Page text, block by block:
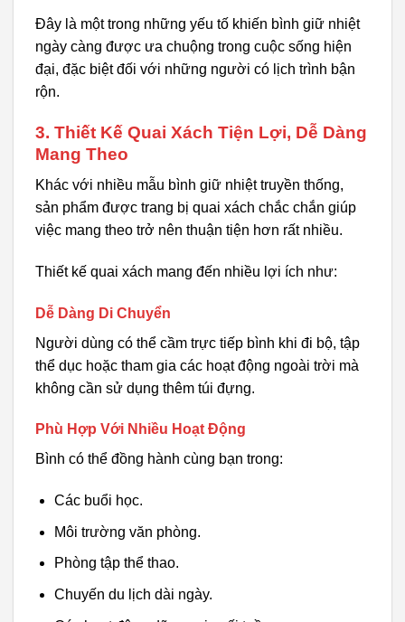
Đây là một trong những yếu tố khiến bình giữ nhiệt
ngày càng được ưa chuộng trong cuộc sống hiện
đại, đặc biệt đối với những người có lịch trình bận
rộn.
3. Thiết Kế Quai Xách Tiện Lợi, Dễ Dàng
Mang Theo
Khác với nhiều mẫu bình giữ nhiệt truyền thống,
sản phẩm được trang bị quai xách chắc chắn giúp
việc mang theo trở nên thuận tiện hơn rất nhiều.
Thiết kế quai xách mang đến nhiều lợi ích như:
Dễ Dàng Di Chuyển
Người dùng có thể cầm trực tiếp bình khi đi bộ, tập
thể dục hoặc tham gia các hoạt động ngoài trời mà
không cần sử dụng thêm túi đựng.
Phù Hợp Với Nhiều Hoạt Động
Bình có thể đồng hành cùng bạn trong:
Các buổi học.
Môi trường văn phòng.
Phòng tập thể thao.
Chuyến du lịch dài ngày.